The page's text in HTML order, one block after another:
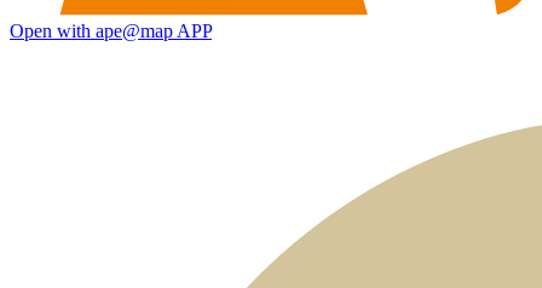
Open with ape@map APP